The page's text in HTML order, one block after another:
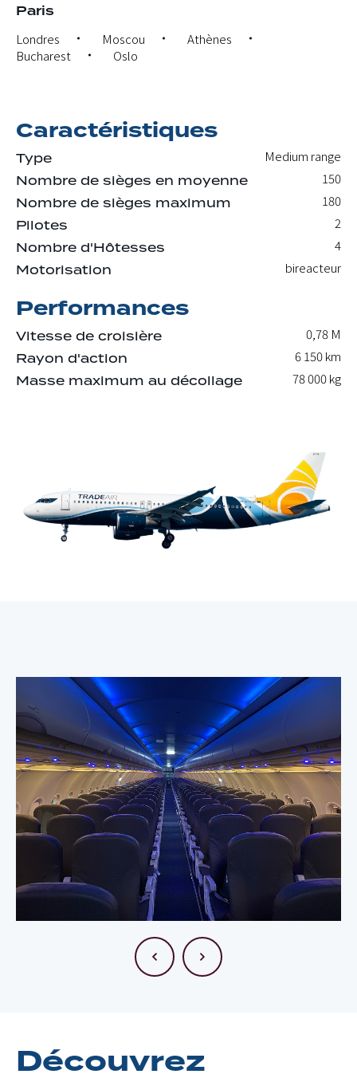
Paris
Londres Moscou
Athènes
Bucharest
Oslo
Caractéristiques
Type Medium range
Nombre de sièges en moyenne 150
Nombre de sièges maximum 180
Pilotes 2
Nombre d'Hôtesses 4
Motorisation bireacteur
Performances
Vitesse de croisière 0,78 M
Rayon d'action 6 150 km
Masse maximum au décollage 78 000kg
Découvrez